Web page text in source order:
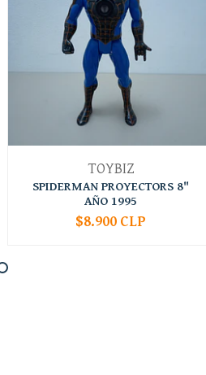
TOYBIZ
SPIDERMAN PROYECTORS 8"
AÑO 1995
+
$8.900 CLP